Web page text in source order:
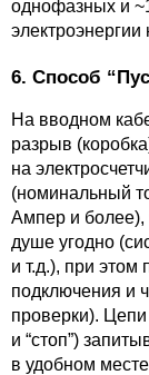
однофазных и
электроэнергии
6. Способ
На вводном
разрыв
на
(номинальный
Ампер и более),
душе угодно
и т.д.), при
подключения и
проверки). Цепи
и “стоп”)
в удобном